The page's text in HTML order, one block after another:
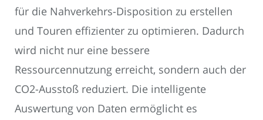
für die Nahverkehrs-Disposition zu erstellen
und Touren effizienter zu optimieren. Dadurch
wird nicht nur eine bessere
Ressourcennutzung erreicht, sondern auch der
CO2-Ausstoß reduziert. Die intelligente
Auswertung von Daten ermöglicht es